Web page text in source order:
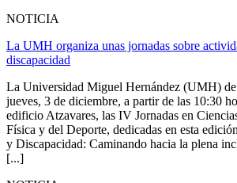
NOTICIA
La UMH organiza unas jornadas sobre
discapacidad
La Universidad Miguel Hernández (UMH) de
jueves, 3 de diciembre, a partir de las 10:30
edificio Atzavares, las IV Jornadas en
Física y del Deporte, dedicadas en esta
y Discapacidad: Caminando hacia la plena
[...]